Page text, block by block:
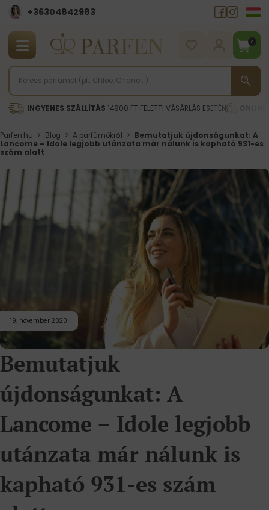
+36304842983
0
INGYENES SZÁLLÍTÁS 14900 FT FELETTI VÁSÁRLÁS ESETÉN
Parfen.hu > Blog > A parfümökről > Bemutatjuk újdonságunkat: A
Lancome – Idole legjobb utánzata már nálunk is kapható 931-es
szám alatt
19. november 2020
Bemutatjuk
újdonságunkat: A
Lancome – Idole legjobb
utánzata már nálunk is
kapható 931-es szám